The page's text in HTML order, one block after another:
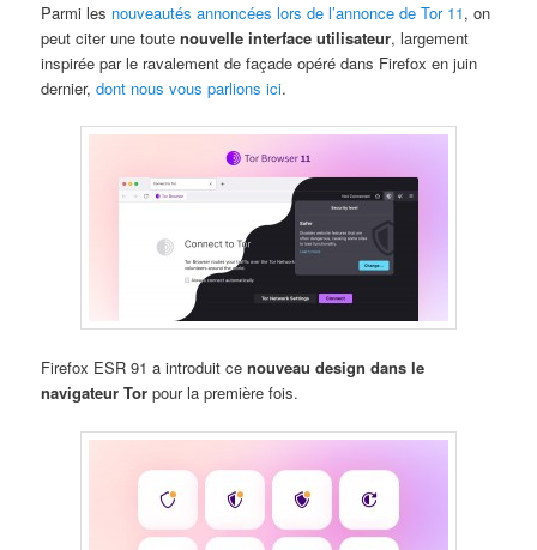
Parmi les nouveautés annoncées lors de l’annonce de Tor 11, on
peut citer une toutenouvelle interface utilisateur, largement
inspirée par le ravalement de façade opéré dans Firefox en juin
dernier,dont nous vous parlions ici.
Firefox ESR 91 a introduit cenouveau design dans le
navigateur Tor pour la première fois.